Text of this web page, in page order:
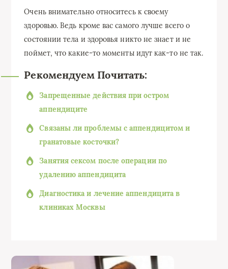
Очень внимательно относитесь к своему
здоровью. Ведь кроме вас самого лучше всего о
состоянии тела и здоровья никто не знает и не
поймет, что какие-то моменты идут как-то не так.
Рекомендуем Почитать:
Запрещенные действия при остром
аппендиците
Связаны ли проблемы с аппендицитом и
гранатовые косточки?
Занятия сексом после операции по
удалению аппендицита
Диагностика и лечение аппендицита в
клиниках Москвы